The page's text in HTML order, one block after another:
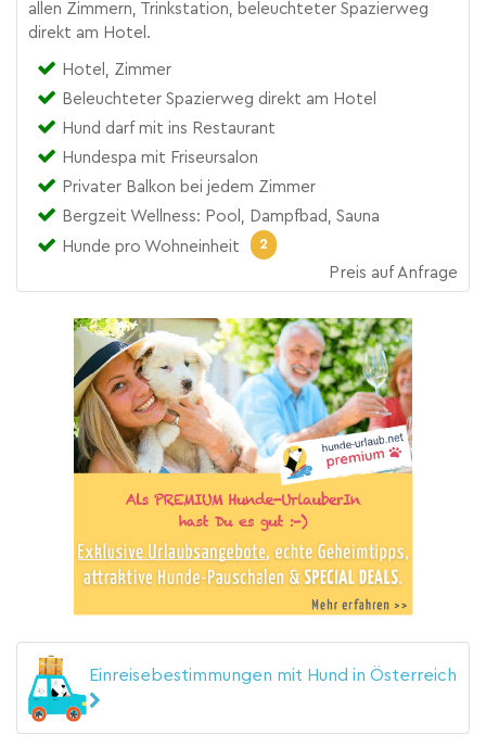
allen Zimmern, Trinkstation, beleuchteter Spazierweg
direkt am Hotel.
Hotel, Zimmer
Beleuchteter Spazierweg direkt am Hotel
Hund darf mit ins Restaurant
Hundespa mit Friseursalon
Privater Balkon bei jedem Zimmer
Bergzeit Wellness: Pool, Dampfbad, Sauna
Hunde pro Wohneinheit
2
Preis auf Anfrage
Einreisebestimmungen mit Hund in Österreich